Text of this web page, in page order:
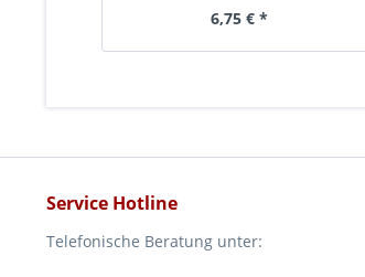
6,75 € *
Service Hotline
Telefonische Beratung unter: